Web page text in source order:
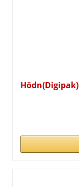
Hödn(Digipak)